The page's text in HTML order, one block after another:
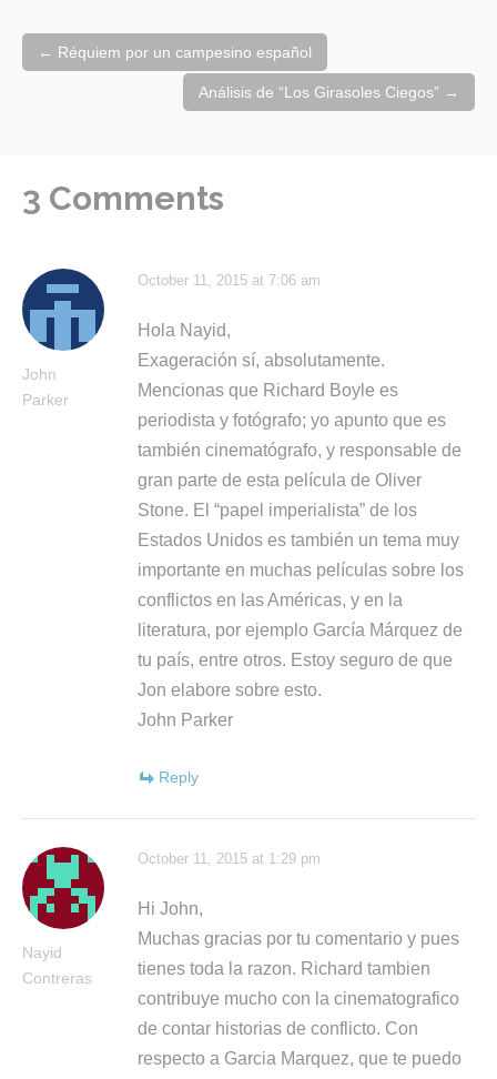
Post
navigation
← Réquiem por un campesino español
Análisis de “Los Girasoles Ciegos” →
3 Comments
John
Parker
October 11, 2015 at 7:06 am
Hola Nayid,
Exageración sí, absolutamente.
Mencionas que Richard Boyle es
periodista y fotógrafo; yo apunto que es
también cinematógrafo, y responsable de
gran parte de esta película de Oliver
Stone. El “papel imperialista” de los
Estados Unidos es también un tema muy
importante en muchas películas sobre los
conflictos en las Américas, y en la
literatura, por ejemplo García Márquez de
tu país, entre otros. Estoy seguro de que
Jon elabore sobre esto.
John Parker
Reply
Nayid
Contreras
October 11, 2015 at 1:29 pm
Hi John,
Muchas gracias por tu comentario y pues
tienes toda la razon. Richard tambien
contribuye mucho con la cinematografico
de contar historias de conflicto. Con
respecto a Garcia Marquez, que te puedo